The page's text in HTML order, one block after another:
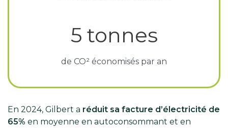
5 tonnes
de CO² économisés par an
En 2024, Gilbert a réduit sa facture d’électricité de
65% en moyenne en autoconsommant et en